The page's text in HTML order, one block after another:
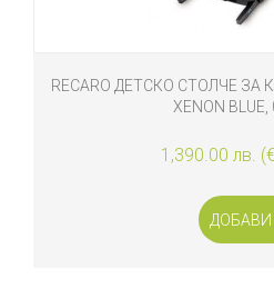
СТОЛЧЕ ЗА КОЛА ZERO 1 ELITE I-
XENON BLUE, 0-18 КГ
1,390.00 лв. (€710.69)